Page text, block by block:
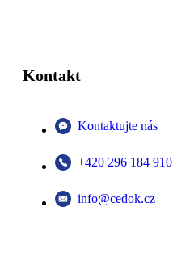
Kontakt
Kontaktujte nás
+420 296 184 910
info@cedok.cz